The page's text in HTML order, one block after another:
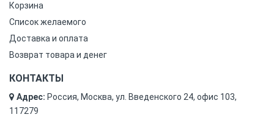
Корзина
Список желаемого
Доставка и оплата
Возврат товара и денег
КОНТАКТЫ
Адрес: Россия, Москва, ул. Введенского 24, офис 103,
117279